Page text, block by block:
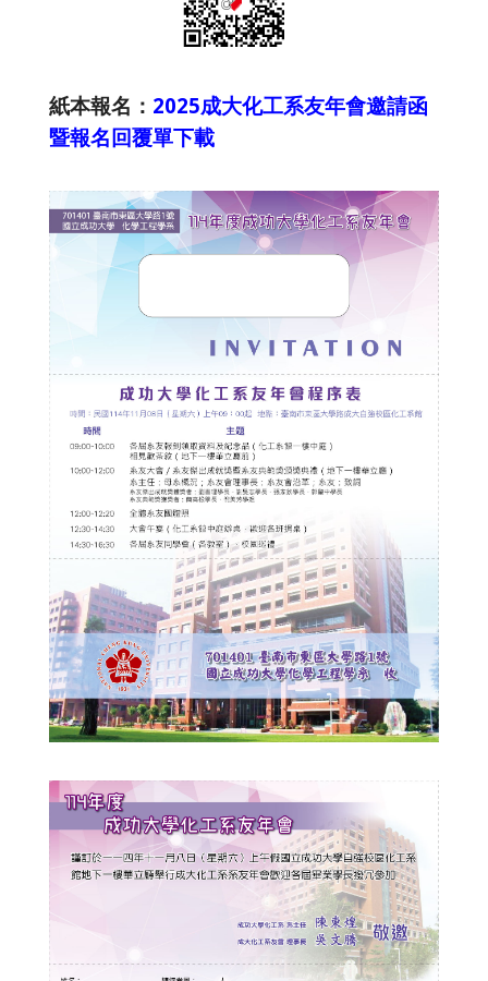
紙本報名： 2025成大化工系友年會邀請函
暨報名回覆單下載